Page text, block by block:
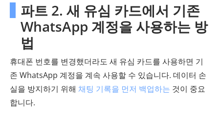
파트 2. 새 유심 카드에서 기존
WhatsApp 계정을 사용하는 방
법
휴대폰 번호를 변경했더라도 새 유심 카드를 사용하면 기
존 WhatsApp 계정을 계속 사용할 수 있습니다. 데이터 손
실을 방지하기 위해 채팅 기록을 먼저 백업하는 것이 중요
합니다.